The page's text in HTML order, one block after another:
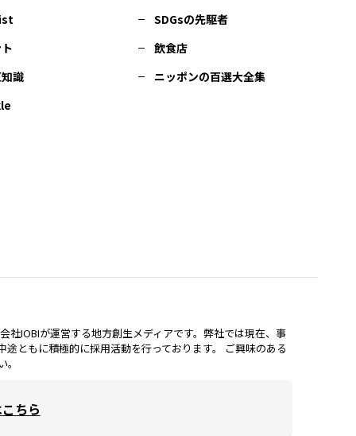
SDGsの先駆者
飲食店
識
ニッポンの百選大全集
社IOBIが運営する地方創生メディアです。弊社では現在、事
途ともに積極的に採用活動を行っております。 ご興味のある
ちら